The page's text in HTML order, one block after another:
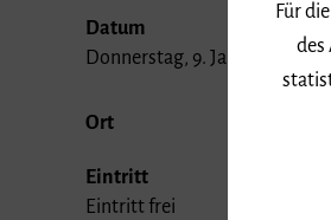
Datum
Donnerstag, 9. Januar 2020,
Ort
Eintritt
Eintritt frei
Für
des